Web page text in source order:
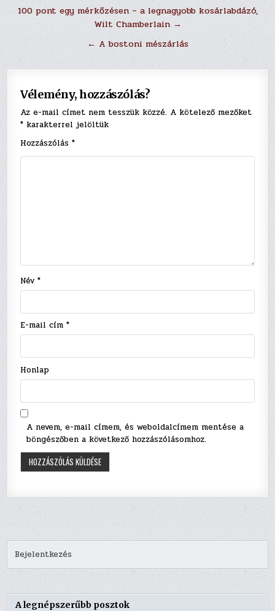
Bejegyzés
100 pont egy mérkőzésen – a legnagyobb kosárlabdázó,
Wilt Chamberlain →
← A bostoni mészárlás
Vélemény, hozzászólás?
Az e-mail címet nem tesszük közzé. A kötelező mezőket
* karakterrel jelöltük
Hozzászólás*
Név*
E-mail cím*
Honlap
A nevem, e-mail címem, és weboldalcímem mentése a
böngészőben a következő hozzászólásomhoz.
Bejelentkezés
A legnépszerűbb posztok